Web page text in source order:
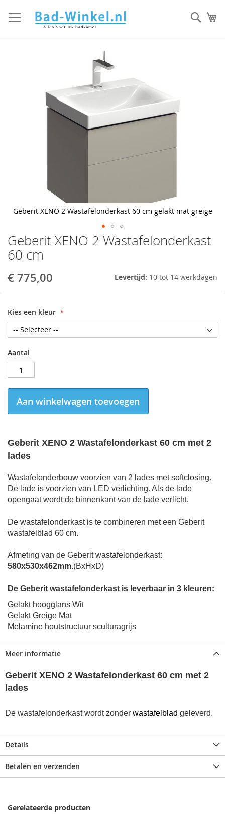
direct
door
Geberit XENO 2 Wastafelonderkast
60 cm
€ 775,00 Levertijd: 10 tot 14 werkdagen
Kies een kleur
Aantal
Aan winkelwagen toevoegen
Geberit XENO 2 Wastafelonderkast 60 cm met 2
lades
Wastafelonderbouw voorzien van 2 lades met softclosing.
De lade is voorzien van LED verlichting. Als de lade
opengaat wordt de binnenkant van de lade verlicht.
De wastafelonderkast is te combineren met een Geberit
wastafelblad 60 cm.
Afmeting van de Geberit wastafelonderkast:
580x530x462mm.(BxHxD)
De Geberit wastafelonderkast is leverbaar in 3 kleuren:
Gelakt hoogglans Wit
Gelakt Greige Mat
Melamine houtstructuur sculturagrijs
Geberit XENO 2 Wastafelonderkast 60 cm gelakt mat greige
Skip
to
the
of
gallery
Meer informatie
Geberit XENO 2 Wastafelonderkast 60 cm met 2
lades
De wastafelonderkast wordt zonder wastafelblad geleverd.
Details
Betalen en verzenden
Gerelateerde producten